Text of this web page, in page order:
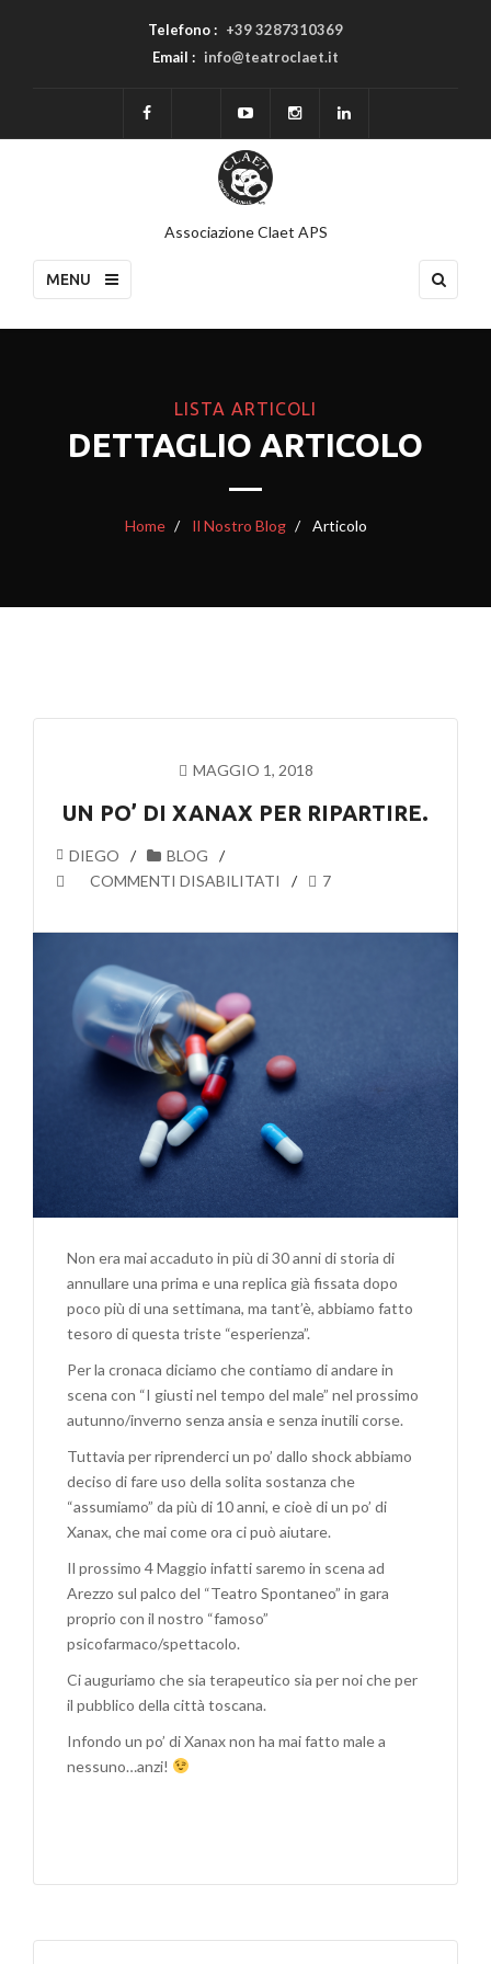
Telefono : +39 3287310369
Email : info@teatroclaet.it
Associazione Claet APS
MENU
LISTA ARTICOLI
DETTAGLIO ARTICOLO
Home Il Nostro Blog Articolo
MAGGIO 1, 2018
UN PO’ DI XANAX PER RIPARTIRE.
DIEGO
BLOG
COMMENTI DISABILITATI
SU
PO’
XANAX
PER
RIPARTIRE.
7
Non era mai accaduto in più di 30 anni di storia di
annullare una prima e una replica già fissata dopo
poco più di una settimana, ma tant’è, abbiamo fatto
tesoro di questa triste “esperienza”.
Per la cronaca diciamo che contiamo di andare in
scena con “I giusti nel tempo del male” nel prossimo
autunno/inverno senza ansia e senza inutili corse.
Tuttavia per riprenderci un po’ dallo shock abbiamo
deciso di fare uso della solita sostanza che
“assumiamo” da più di 10 anni, e cioè di un po’ di
Xanax, che mai come ora ci può aiutare.
Il prossimo 4 Maggio infatti saremo in scena ad
Arezzo sul palco del “Teatro Spontaneo” in gara
proprio con il nostro “famoso”
psicofarmaco/spettacolo.
Ci auguriamo che sia terapeutico sia per noi che per
il pubblico della città toscana.
Infondo un po’ di Xanax non ha mai fatto male a
nessuno…anzi!